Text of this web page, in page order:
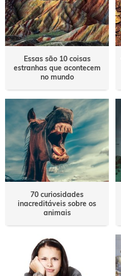
Essas são 10 coisas
estranhas que acontecem
no mundo
70 curiosidades
inacreditáveis sobre os
animais